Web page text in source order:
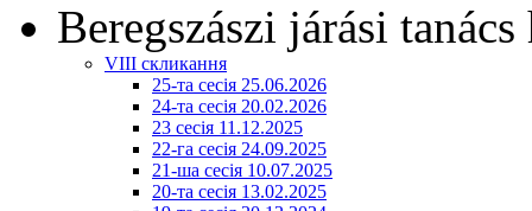
Beregszászi járási
VIII скликання
25-та сесія 25.06.2026
24-та сесія 20.02.2026
23 сесія 11.12.2025
22-га сесія 24.09.2025
21-ша сесія 10.07.2025
20-та сесія 13.02.2025